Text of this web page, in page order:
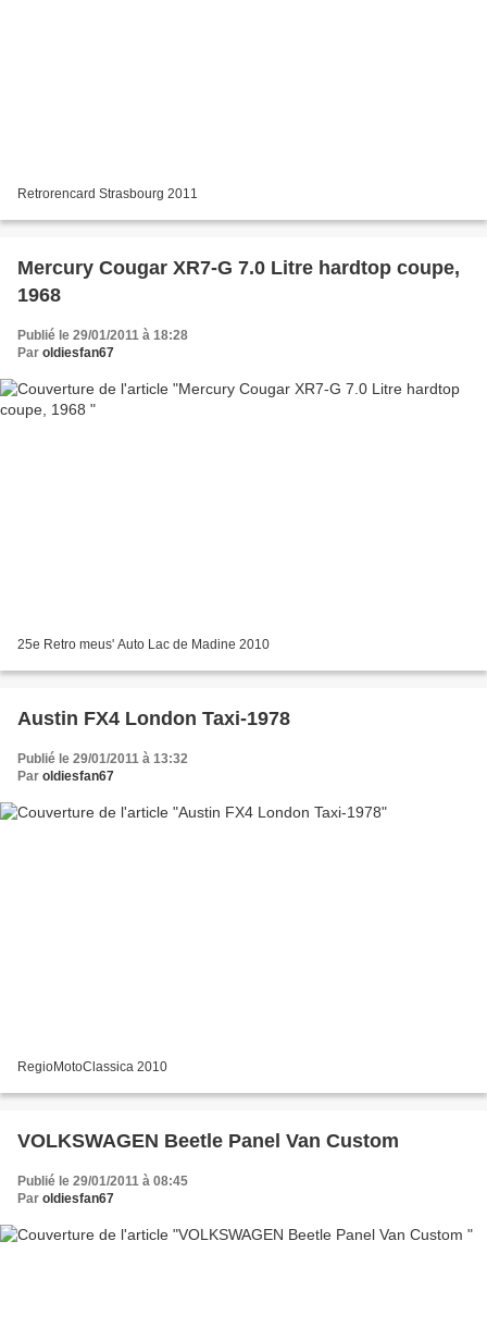
Retrorencard Strasbourg 2011
Mercury Cougar XR7-G 7.0 Litre hardtop coupe,
1968
Publié le 29/01/2011 à 18:28
Par oldiesfan67
25e Retro meus' Auto Lac de Madine 2010
Austin FX4 London Taxi-1978
Publié le 29/01/2011 à 13:32
Par oldiesfan67
RegioMotoClassica 2010
VOLKSWAGEN Beetle Panel Van Custom
Publié le 29/01/2011 à 08:45
Par oldiesfan67